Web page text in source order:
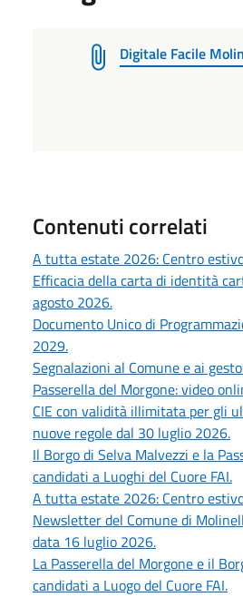
Digitale Facile
Contenuti correlati
A tutta estate 2026: Centro
Efficacia della carta di identità
agosto 2026.
Documento Unico di
2029.
Segnalazioni al Comune e ai
Passerella del Morgone: video
CIE con validità illimitata per gli
nuove regole dal 30 luglio 2026.
Il Borgo di Selva Malvezzi e la
candidati a Luoghi del Cuore FAI.
A tutta estate 2026: Centro
Newsletter del Comune di
data 16 luglio 2026.
La Passerella del Morgone e il
candidati a Luogo del Cuore FAI.